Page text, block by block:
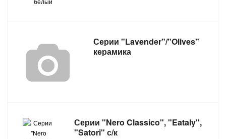
Серии "Lavender"/"Olives"
керамика
Серии "Nero Classico", "Eataly",
"Satori" с/к